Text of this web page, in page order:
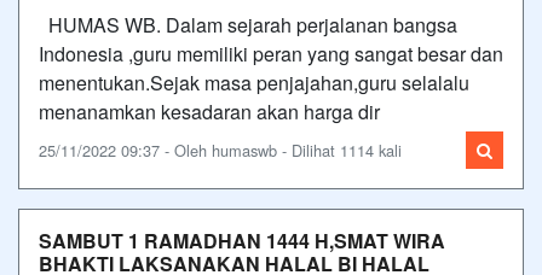
HUMAS WB. Dalam sejarah perjalanan bangsa
Indonesia ,guru memiliki peran yang sangat besar dan
menentukan.Sejak masa penjajahan,guru selalalu
menanamkan kesadaran akan harga dir
25/11/2022 09:37 - Oleh humaswb - Dilihat 1114 kali
SAMBUT 1 RAMADHAN 1444 H,SMAT WIRA
BHAKTI LAKSANAKAN HALAL BI HALAL